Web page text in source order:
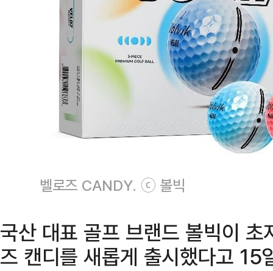
벨로즈 CANDY. ⓒ 볼빅
국산 대표 골프 브랜드 볼빅이
즈 캔디를 새롭게 출시했다고 15